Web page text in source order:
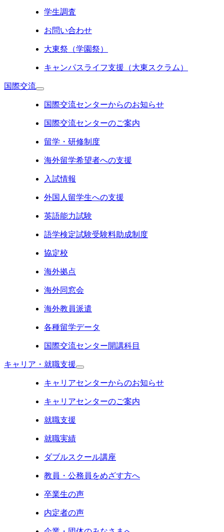
学生調査
お問い合わせ
大東祭（学園祭）
キャンパスライフ支援（大東スクラム）
国際交流
国際交流センターからのお知らせ
国際交流センターのご案内
留学・研修制度
海外留学希望者への支援
入試情報
外国人留学生への支援
英語能力試験
語学検定試験受験料助成制度
協定校
海外拠点
海外同窓会
海外教員派遣
各種留学データ
国際交流センター開講科目
キャリア・就職支援
キャリアセンターからのお知らせ
キャリアセンターのご案内
就職支援
就職実績
ダブルスクール講座
教員・公務員をめざす方へ
卒業生の声
内定者の声